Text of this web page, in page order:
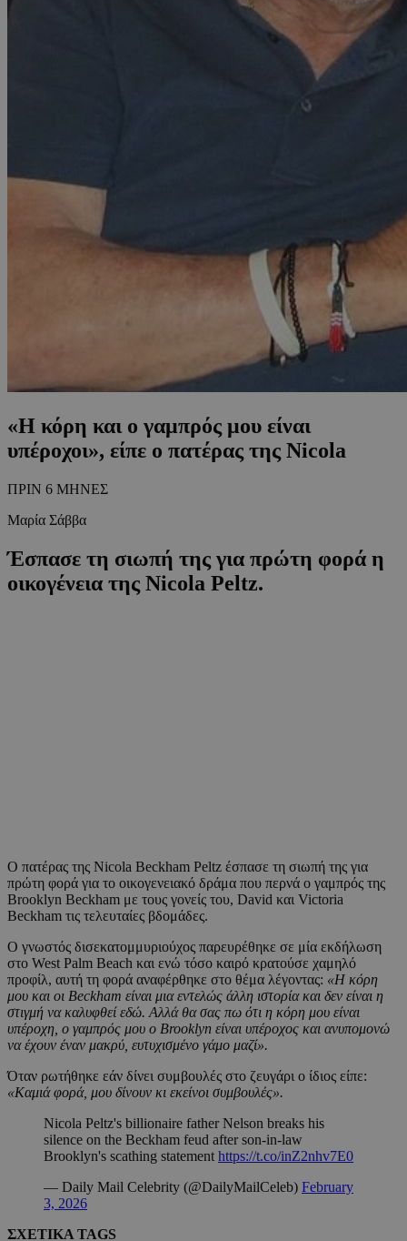
«Η κόρη και ο γαμπρός μου είναι
υπέροχοι», είπε ο πατέρας της Nicola
ΠΡΙΝ 6 ΜΗΝΕΣ
Μαρία Σάββα
Έσπασε τη σιωπή της για πρώτη φορά η
οικογένεια της Nicola Peltz.
Ο πατέρας της Nicola Beckham Peltz έσπασε τη σιωπή της για
πρώτη φορά για το οικογενειακό δράμα που περνά ο γαμπρός της
Brooklyn Beckham με τους γονείς του, David και Victoria
Beckham τις τελευταίες βδομάδες.
Ο γνωστός δισεκατομμυριούχος παρευρέθηκε σε μία εκδήλωση
στο West Palm Beach και ενώ τόσο καιρό κρατούσε χαμηλό
προφίλ, αυτή τη φορά αναφέρθηκε στο θέμα λέγοντας: «Η κόρη
μου και οι Beckham είναι μια εντελώς άλλη ιστορία και δεν είναι η
στιγμή να καλυφθεί εδώ. Αλλά θα σας πω ότι η κόρη μου είναι
υπέροχη, ο γαμπρός μου ο Brooklyn είναι υπέροχος και ανυπομονώ
να έχουν έναν μακρύ, ευτυχισμένο γάμο μαζί».
Όταν ρωτήθηκε εάν δίνει συμβουλές στο ζευγάρι ο ίδιος είπε:
«Καμιά φορά, μου δίνουν κι εκείνοι συμβουλές».
Nicola Peltz's billionaire father Nelson breaks his
silence on the Beckham feud after son-in-law
Brooklyn's scathing statementhttps://t.co/inZ2nhv7E0
— Daily Mail Celebrity (@DailyMailCeleb) February
3, 2026
ΣΧΕΤΙΚΑ TAGS